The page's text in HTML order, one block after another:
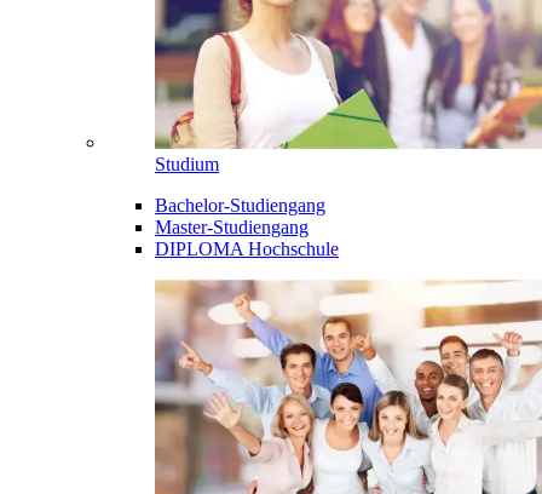
Studium
Bachelor-Studiengang
Master-Studiengang
DIPLOMA Hochschule